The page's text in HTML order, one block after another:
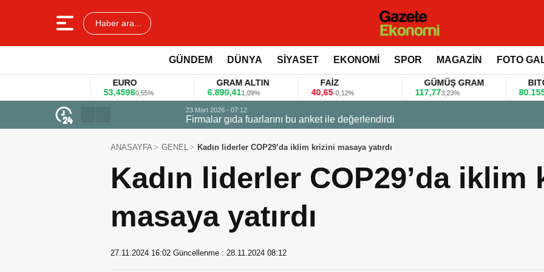
Haber ara...
GÜNDEM DÜNYA SİYASET EKONOMİ SPOR MAGAZİN FOTO
0,55%
GRAM ALTIN
1,09% -0,12%
GÜMÜŞ GRAM
3,23% 0,36%
Firmalar gıda fuarlarını bu anket ile değerlendirdi
ANASAYFA GENEL Kadın liderler COP29’da iklim krizini masaya yatırdı
Kadın liderler COP29’da iklim
masaya yatırdı
27.11.2024 16:02 Güncellenme : 28.11.2024 08:12